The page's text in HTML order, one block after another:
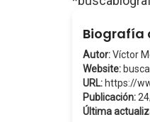
Biografía
Autor:Víctor
Website:
URL: https://
Publicación:
Última